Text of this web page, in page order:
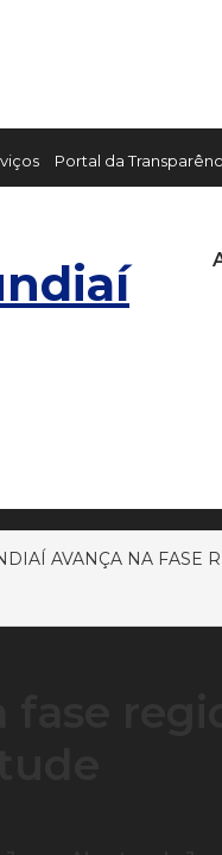
Portal da
AVANÇA NA FASE